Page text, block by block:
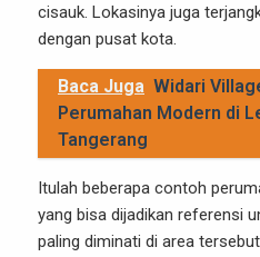
cisauk. Lokasinya juga
dengan pusat kota.
Baca Juga Widari
Perumahan Modern di
Tangerang
Itulah beberapa contoh
yang bisa dijadikan referensi
paling diminati di area